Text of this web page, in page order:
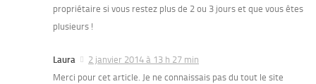
propriétaire si vous restez plus de 2 ou 3 jours et que vous êtes
plusieurs !
Laura
2 janvier 2014 à 13 h 27 min
Merci pour cet article. Je ne connaissais pas du tout le site